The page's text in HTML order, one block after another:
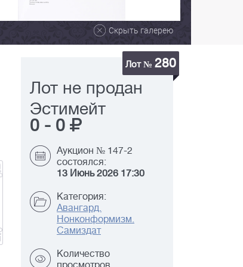
Скрыть галерею
Лот № 280
Лот не продан
Эстимейт
0 - 0
Аукцион № 147-2
состоялся:
13 Июнь 2026 17:30
Категория:
Авангард.
Нонконформизм.
Самиздат
Количество